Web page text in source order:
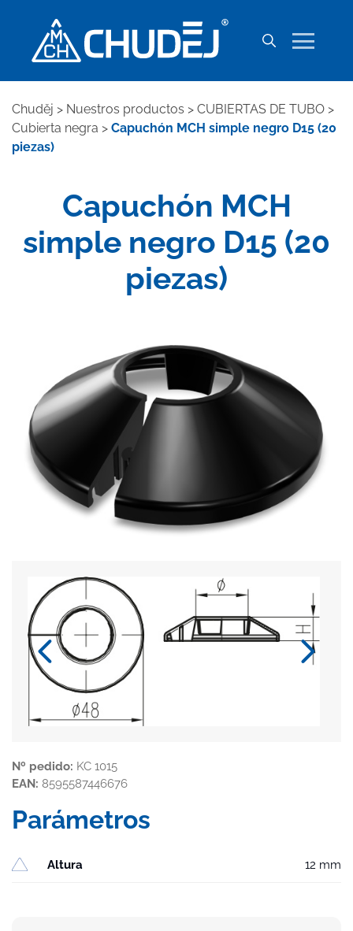
Chuděj > Nuestros productos > CUBIERTAS DE TUBO >
Cubierta negra > Capuchón MCH simple negro D15 (20
piezas)
Capuchón MCH
simple negro D15 (20
piezas)
Nº pedido: KC 1015
EAN: 8595587446676
Parámetros
Altura 12 mm